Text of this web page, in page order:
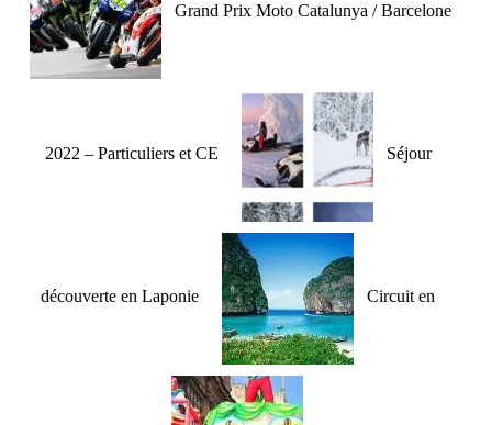
Grand Prix Moto Catalunya / Barcelone
2022 – Particuliers et CE Séjour
découverte en Laponie Circuit en